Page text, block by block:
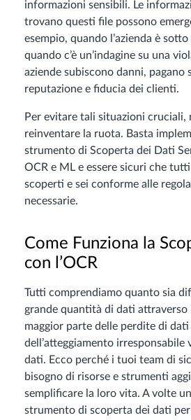
informazioni sensibili. Le
trovano questi file possono
esempio, quando l’azienda è
quando c’è un’indagine su una
aziende subiscono danni, pagano
reputazione e fiducia dei clienti.
Per evitare tali situazioni cruciali,
reinventare la ruota. Basta
strumento di Scoperta dei Dati
OCR e ML e essere sicuri che
scoperti e sei conforme alle
necessarie.
Come Funziona la
con l’OCR
Tutti comprendiamo quanto sia
grande quantità di dati attraverso
maggior parte delle perdite di dati
dell’atteggiamento irresponsabile
dati. Ecco perché i tuoi team di
bisogno di risorse e strumenti
semplificare la loro vita. A volte
strumento di scoperta dei dati